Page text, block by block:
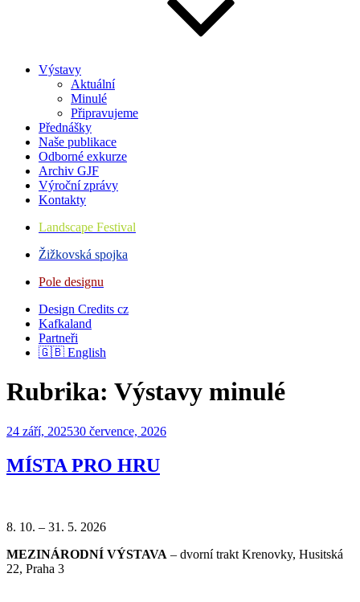
Výstavy
Aktuální
Minulé
Připravujeme
Přednášky
Naše publikace
Odborné exkurze
Archiv GJF
Výroční zprávy
Kontakty
Landscape Festival
Žižkovská spojka
Pole designu
Design Credits cz
Kafkaland
Partneři
🇬🇧 English
Rubrika: Výstavy minulé
Publikováno
24 září, 202530 července, 2026
MÍSTA PRO HRU
8. 10. – 31. 5. 2026
MEZINÁRODNÍ VÝSTAVA – dvorní trakt Krenovky, Husitská
22, Praha 3